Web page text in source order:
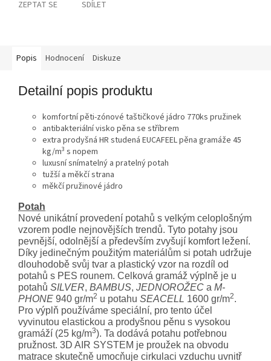
ZEPTAT SE SDÍLET
Popis Hodnocení Diskuze
Detailní popis produktu
komfortní pěti-zónové taštičkové jádro 770ks pružinek
antibakteriální visko pěna se stříbrem
extra prodyšná HR studená EUCAFEEL pěna gramáže 45
kg/m3 s nopem
luxusní snímatelný a pratelný potah
tužší a měkčí strana
měkčí pružinové jádro
Potah
Nové unikátní provedení potahů s velkým celoplošným
vzorem podle nejnovějších trendů. Tyto potahy jsou
pevnější, odolnější a především zvyšují komfort ležení.
Díky jedinečným použitým materiálům si potah udržuje
dlouhodobě svůj tvar a plastický vzor na rozdíl od
potahů s PES rounem. Celková gramáž výplně je u
potahů SILVER, BAMBUS, JEDNOROŽEC a M-
PHONE 940 gr/m2 u potahu SEACELL 1600 gr/m2.
Pro výplň používáme speciální, pro tento účel
vyvinutou elastickou a prodyšnou pěnu s vysokou
gramáží (25 kg/m3). Ta dodává potahu potřebnou
pružnost. 3D AIR SYSTEM je proužek na obvodu
matrace skutečně umocňuje cirkulaci vzduchu uvnitř